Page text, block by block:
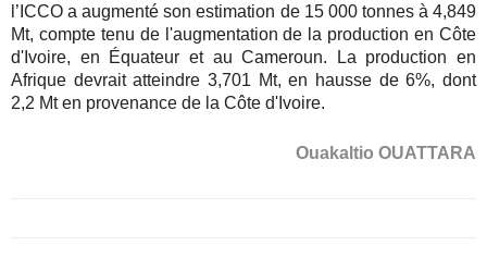
l’ICCO a augmenté son estimation de 15 000 tonnes à 4,849
Mt, compte tenu de l'augmentation de la production en Côte
d'Ivoire, en Équateur et au Cameroun. La production en
Afrique devrait atteindre 3,701 Mt, en hausse de 6%, dont
2,2 Mt en provenance de la Côte d'Ivoire.
Ouakaltio OUATTARA